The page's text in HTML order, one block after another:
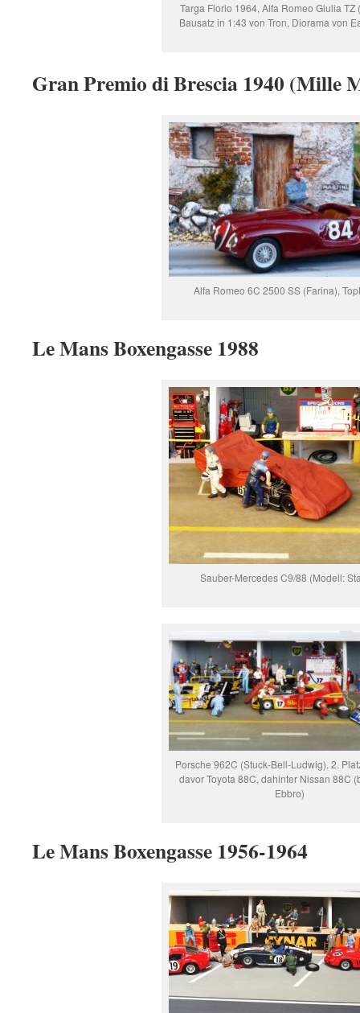
Targa Florio 1964, Alfa Romeo Giulia TZ
Bausatz in 1:43 von Tron, Diorama von
Gran Premio di Brescia 1940 (Mille
Alfa Romeo 6C 2500 SS (Farina),
Le Mans Boxengasse 1988
Sauber-Mercedes C9/88 (Modell:
Porsche 962C (Stuck-Bell-Ludwig), 2.
davor Toyota 88C, dahinter Nissan 88C
Ebbro)
Le Mans Boxengasse 1956-1964